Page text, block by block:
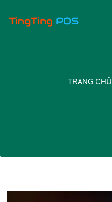
TRANG CHỦ